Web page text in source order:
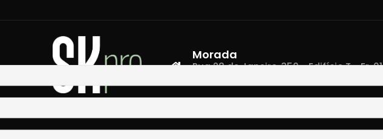
Morada
Rua 28 de Janeiro, 350 - Edifício T - Fr. 01